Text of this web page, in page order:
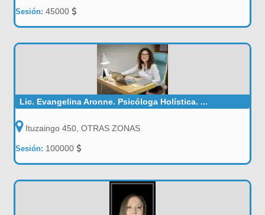
Sesión:45000
Lic. Evangelina Aronne. Psicóloga Holística. ...
Ituzaingo 450, OTRAS ZONAS
Sesión: 100000